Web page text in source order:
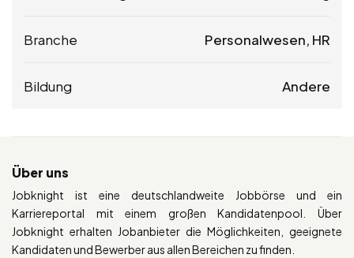
Branche Personalwesen, HR
Bildung Andere
Über uns
Jobknight ist eine deutschlandweite Jobbörse und ein
Karriereportal mit einem großen Kandidatenpool. Über
Jobknight erhalten Jobanbieter die Möglichkeiten, geeignete
Kandidaten und Bewerber aus allen Bereichen zu finden.